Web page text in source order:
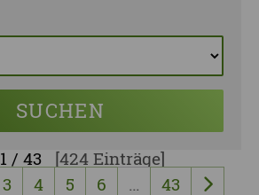
SUCHEN
1 / 43
[424 Einträge]
3 4 5 6 … 43